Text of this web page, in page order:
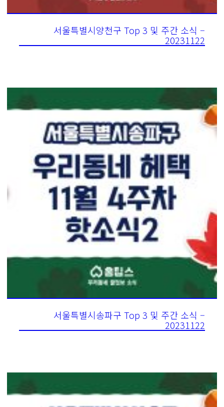
서울특별시양천구 Top 3 및 주간 소식 –
20231122
서울특별시송파구 Top 3 및 주간 소식 –
20231122